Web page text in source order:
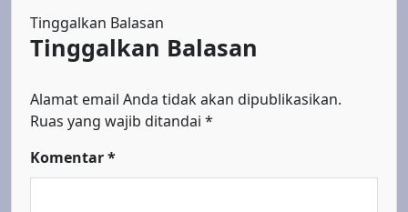
Tinggalkan Balasan
Tinggalkan Balasan
Alamat email Anda tidak akan dipublikasikan.
Ruas yang wajib ditandai *
Komentar*